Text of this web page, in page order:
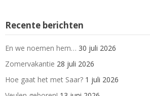
Recente berichten
En we noemen hem… 30 juli 2026
Zomervakantie 28 juli 2026
Hoe gaat het met Saar? 1 juli 2026